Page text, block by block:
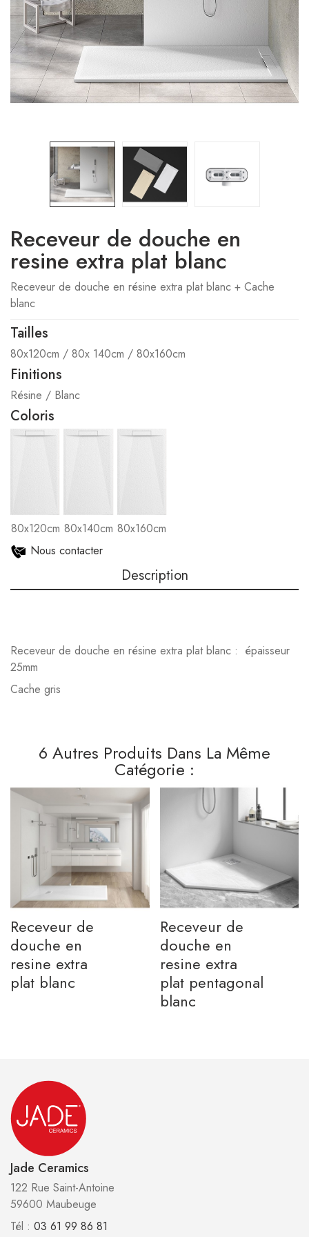
Receveur de douche en
resine extra plat blanc
Receveur de douche en résine extra plat blanc + Cache
blanc
Tailles
80x120cm / 80x 140cm / 80x160cm
Finitions
Résine / Blanc
Coloris
80x120cm 80x140cm 80x160cm
Nous contacter
Description
Receveur de douche en résine extra plat blanc : épaisseur
25mm
Cache gris
6 Autres Produits Dans La Même
Catégorie :
Receveur de
douche en
resine extra
plat blanc
Receveur de
douche en
resine extra
plat pentagonal
blanc
Jade Ceramics
122 Rue Saint-Antoine
59600 Maubeuge
Tél : 03 61 99 86 81